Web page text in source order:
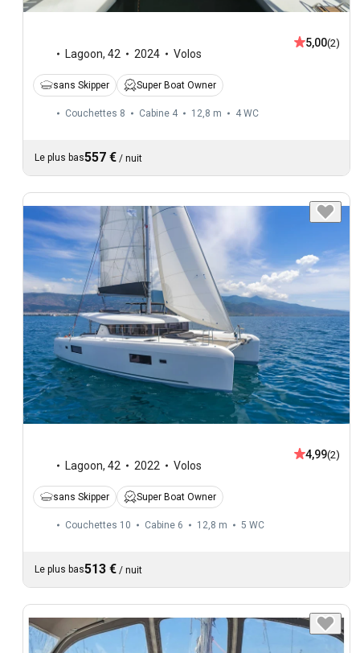
Lagoon, 42 2024 Volos
5,00(2)
sans Skipper Super Boat Owner
Couchettes 8 Cabine 4 12,8 m 4 WC
Le plus bas557 € / nuit
Lagoon, 42 2022 Volos
4,99(2)
sans Skipper Super Boat Owner
Couchettes 10 Cabine 6 12,8 m 5 WC
Le plus bas513 € / nuit